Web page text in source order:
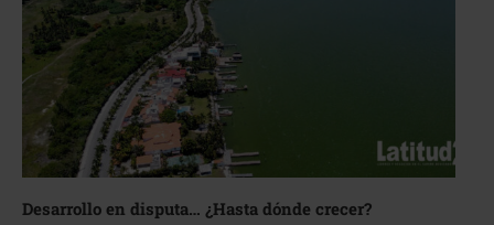
Desarrollo en disputa… ¿Hasta dónde crecer?